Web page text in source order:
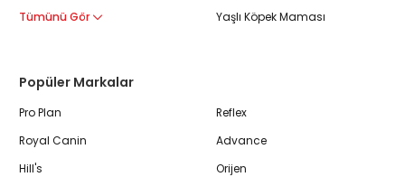
Tümünü Gör
Yaşlı Köpek Maması
Popüler Markalar
Pro Plan
Royal Canin
Hill's
Reflex
Advance
Orijen